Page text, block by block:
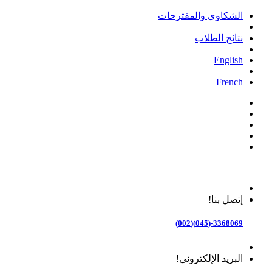
الشكاوى والمقترحات
|
نتائج الطلاب
|
English
|
French
إتصل بنا!
3368069-(045)(002)
البريد الإلكتروني!